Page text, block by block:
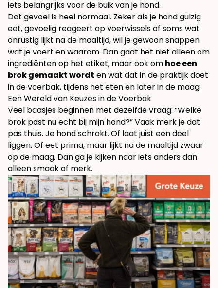
iets belangrijks voor de buik van je hond.
Dat gevoel is heel normaal. Zeker als je hond gulzig
eet, gevoelig reageert op voerwissels of soms wat
onrustig lijkt na de maaltijd, wil je gewoon snappen
wat je voert en waarom. Dan gaat het niet alleen om
ingrediënten op het etiket, maar ook om hoe een
brok gemaakt wordt en wat dat in de praktijk doet
in de voerbak, tijdens het eten en later in de maag.
Een Wereld van Keuzes in de Voerbak
Veel baasjes beginnen met dezelfde vraag: “Welke
brok past nu echt bij mijn hond?” Vaak merk je dat
pas thuis. Je hond schrokt. Of laat juist een deel
liggen. Of eet prima, maar lijkt na de maaltijd zwaar
op de maag. Dan ga je kijken naar iets anders dan
alleen smaak of merk.